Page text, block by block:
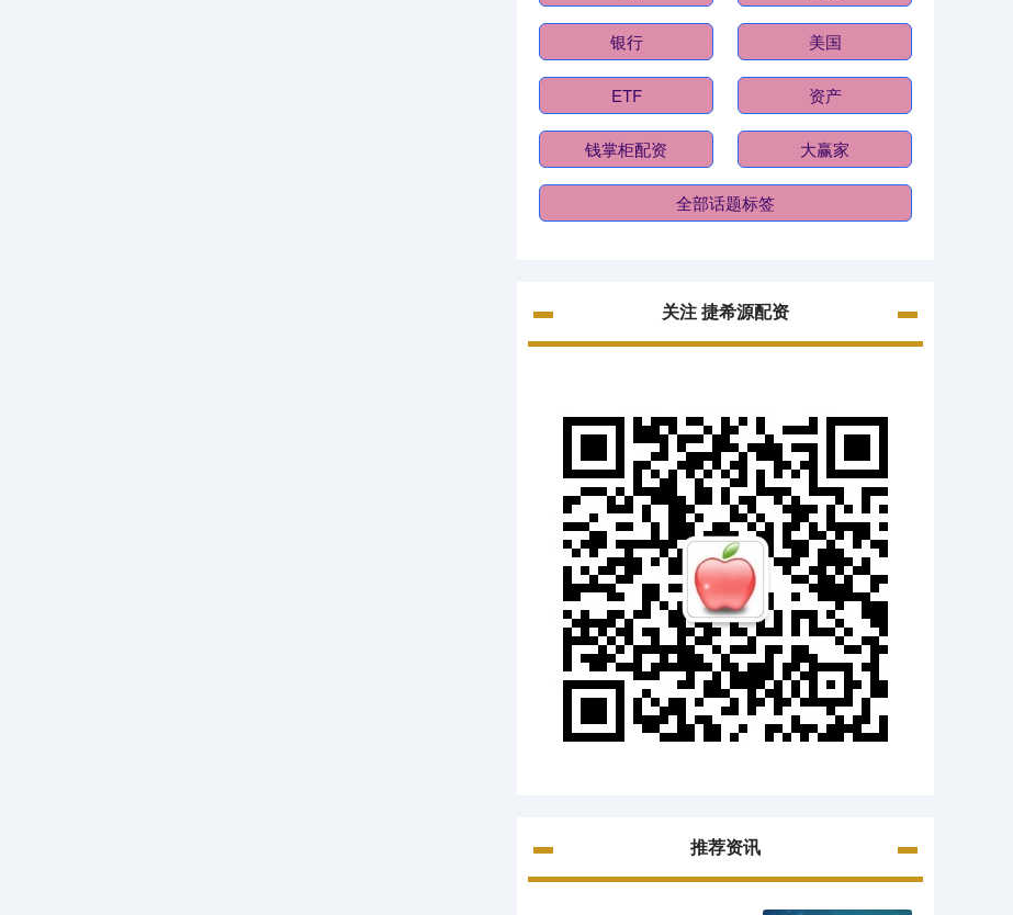
银行 美国
ETF 资产
钱掌柜配资 大赢家
全部话题标签
关注 捷希源配资
推荐资讯